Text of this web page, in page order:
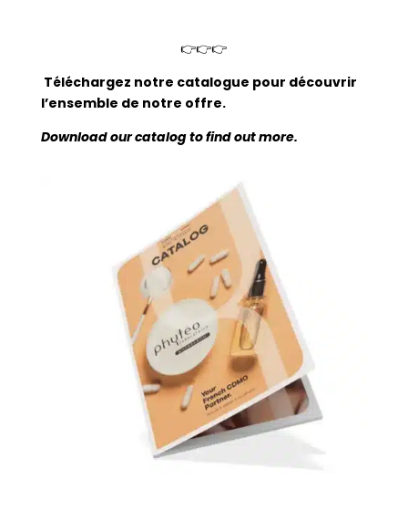
👉👉👉
Téléchargez notre catalogue pour découvrir
l’ensemble de notre offre.
Download our catalog to find out more.